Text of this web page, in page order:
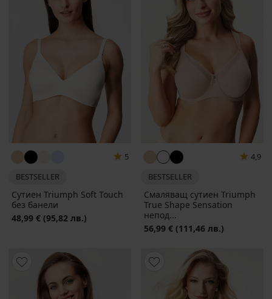
5
BESTSELLER
Сутиен Triumph Soft Touch
без банели
48,99 € (95,82 лв.)
4,9
BESTSELLER
Смаляващ сутиен Triumph
True Shape Sensation
непод...
56,99 € (111,46 лв.)